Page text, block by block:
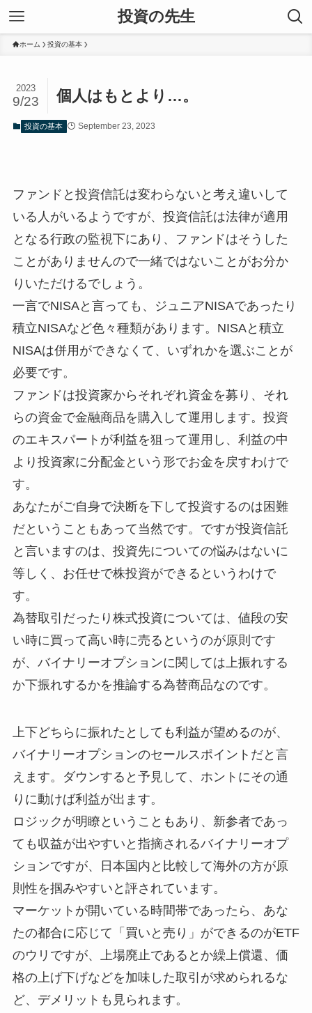
投資の先生
ホーム 投資の基本
個人はもとより…。
2023
9/23
投資の基本 September 23, 2023
ファンドと投資信託は変わらないと考え違いして
いる人がいるようですが、投資信託は法律が適用
となる行政の監視下にあり、ファンドはそうした
ことがありませんので一緒ではないことがお分か
りいただけるでしょう。
一言でNISAと言っても、ジュニアNISAであったり
積立NISAなど色々種類があります。NISAと積立
NISAは併用ができなくて、いずれかを選ぶことが
必要です。
ファンドは投資家からそれぞれ資金を募り、それ
らの資金で金融商品を購入して運用します。投資
のエキスパートが利益を狙って運用し、利益の中
より投資家に分配金という形でお金を戻すわけで
す。
あなたがご自身で決断を下して投資するのは困難
だということもあって当然です。ですが投資信託
と言いますのは、投資先についての悩みはないに
等しく、お任せで株投資ができるというわけで
す。
為替取引だったり株式投資については、値段の安
い時に買って高い時に売るというのが原則です
が、バイナリーオプションに関しては上振れする
か下振れするかを推論する為替商品なのです。
上下どちらに振れたとしても利益が望めるのが、
バイナリーオプションのセールスポイントだと言
えます。ダウンすると予見して、ホントにその通
りに動けば利益が出ます。
ロジックが明瞭ということもあり、新参者であっ
ても収益が出やすいと指摘されるバイナリーオプ
ションですが、日本国内と比較して海外の方が原
則性を掴みやすいと評されています。
マーケットが開いている時間帯であったら、あな
たの都合に応じて「買いと売り」ができるのがETF
のウリですが、上場廃止であるとか繰上償還、価
格の上げ下げなどを加味した取引が求められるな
ど、デメリットも見られます。